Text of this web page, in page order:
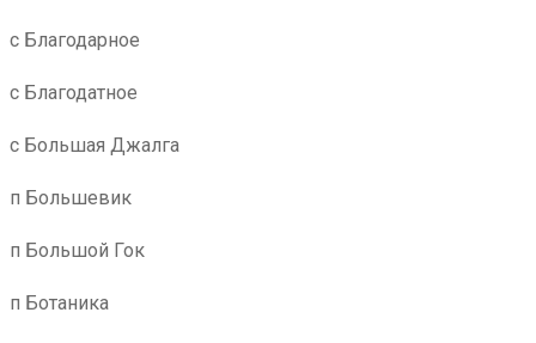
с Благодарное
с Благодатное
с Большая Джалга
п Большевик
п Большой Гок
п Ботаника